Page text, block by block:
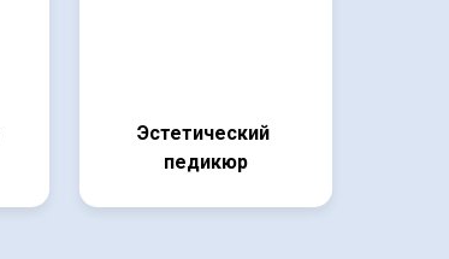
Эстетический
педикюр